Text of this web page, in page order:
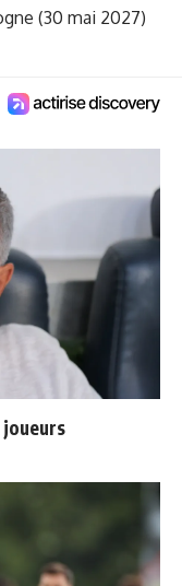
(30 mai 2027)
joueurs